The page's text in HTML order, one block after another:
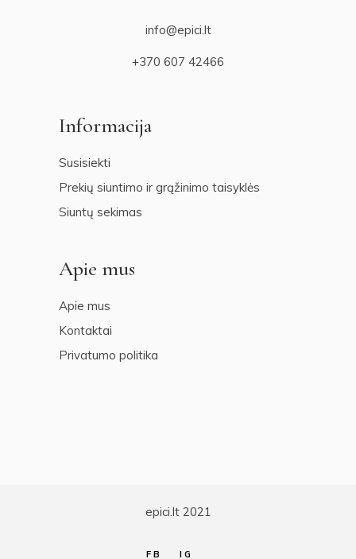
info@epici.lt
+370 607 42466
Informacija
Susisiekti
Prekių siuntimo ir grąžinimo taisyklės
Siuntų sekimas
Apie mus
Apie mus
Kontaktai
Privatumo politika
epici.lt 2021
FB IG